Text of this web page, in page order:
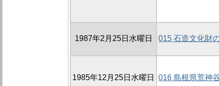
1987年2月25日水曜日 015 石造文化財
1985年12月25日水曜日 016 島根県荒神